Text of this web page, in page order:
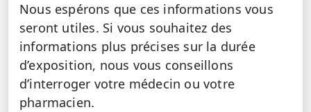
Nous espérons que ces informations vous
seront utiles. Si vous souhaitez des
informations plus précises sur la durée
d’exposition, nous vous conseillons
d’interroger votre médecin ou votre
pharmacien.